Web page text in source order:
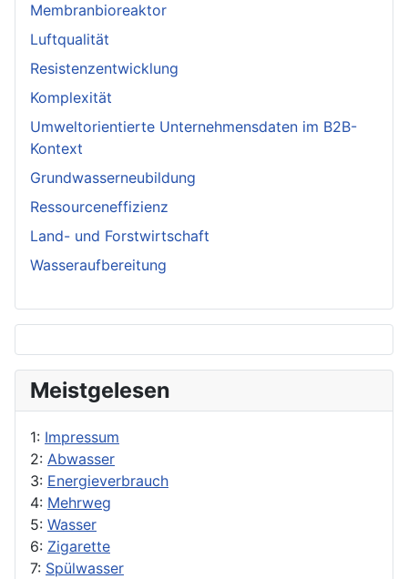
Membranbioreaktor
Luftqualität
Resistenzentwicklung
Komplexität
Umweltorientierte Unternehmensdaten im B2B-
Kontext
Grundwasserneubildung
Ressourceneffizienz
Land- und Forstwirtschaft
Wasseraufbereitung
Meistgelesen
1: Impressum
2: Abwasser
3: Energieverbrauch
4: Mehrweg
5: Wasser
6: Zigarette
7: Spülwasser